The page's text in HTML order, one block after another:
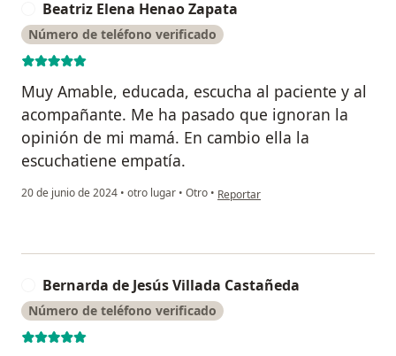
Beatriz Elena Henao Zapata
Número de teléfono verificado
Muy Amable, educada, escucha al paciente y al
acompañante. Me ha pasado que ignoran la
opinión de mi mamá. En cambio ella la
escuchatiene empatía.
20 de junio de 2024 • otro lugar • Otro • en opinión del usuario Beatriz
Reportar
Bernarda de Jesús Villada Castañeda
Número de teléfono verificado